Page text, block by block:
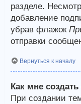
разделе.
добавление
убрав флажок
отправки
Вернуться к началу
Как мне
При создании